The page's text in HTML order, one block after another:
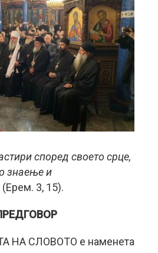
според своето срце,
знаење и
(Ерем. 3, 15).
НА СЛОВОТО е наменета